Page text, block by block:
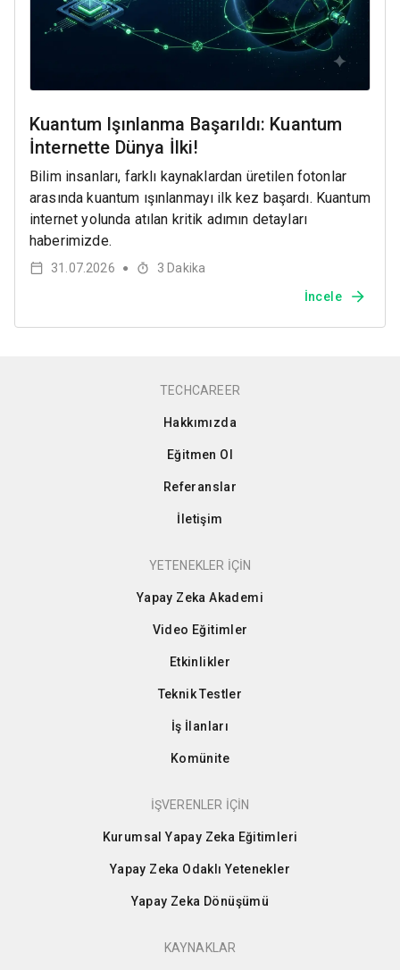
Kuantum Işınlanma Başarıldı: Kuantum
İnternette Dünya İlki!
Bilim insanları, farklı kaynaklardan üretilen fotonlar
arasında kuantum ışınlanmayı ilk kez başardı. Kuantum
internet yolunda atılan kritik adımın detayları
haberimizde.
31.07.2026 ● 3 Dakika
İncele
TECHCAREER
Hakkımızda
Eğitmen Ol
Referanslar
İletişim
YETENEKLER İÇİN
Yapay Zeka Akademi
Video Eğitimler
Etkinlikler
Teknik Testler
İş İlanları
Komünite
İŞVERENLER İÇİN
Kurumsal Yapay Zeka Eğitimleri
Yapay Zeka Odaklı Yetenekler
Yapay Zeka Dönüşümü
KAYNAKLAR